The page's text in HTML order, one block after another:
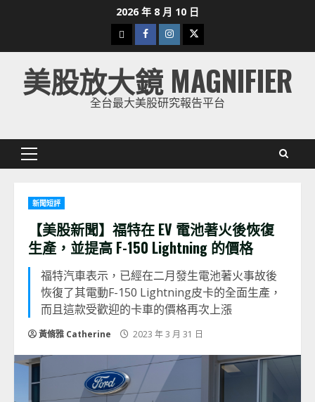
2026 年 8 月 10 日
下
載
美
股
Facebook
Instagram
Twitter
美股放大鏡 MAGNIFIER
全台最大美股研究報告平台
Primary
新聞短評
【美股新聞】福特在 EV 電池著火後恢復
生產，並提高 F-150 Lightning 的價格
福特汽車表示，已經在二月發生電池著火事故後
恢復了其電動F-150 Lightning皮卡的全面生產，
而且這款受歡迎的卡車的價格再次上漲
黃脩雅 Catherine 2023 年 3 月 31 日